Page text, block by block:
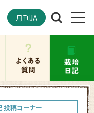
月刊JA
投稿コーナー